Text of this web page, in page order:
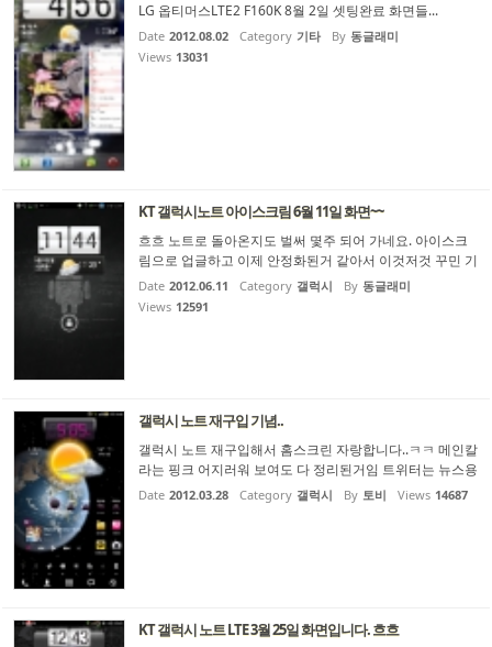
LG 옵티머스LTE2 F160K 8월 2일 셋팅완료 화면들...
Date 2012.08.02 Category 기타 By 동글래미
Views 13031
KT 갤럭시노트 아이스크림 6월 11일 화면~~
흐흐 노트로 돌아온지도 벌써 몇주 되어 가네요. 아이스크
림으로 업글하고 이제 안정화된거 같아서 이것저것 꾸민 기
념으로 새로 올려봅니다~~
Date 2012.06.11 Category 갤럭시 By 동글래미
Views 12591
갤럭시 노트 재구입 기념..
갤럭시 노트 재구입해서 홈스크린 자랑합니다..ㅋㅋ 메인칼
라는 핑크 어지러워 보여도 다 정리된거임 트위터는 뉴스용
계정이 따로
Date 2012.03.28 Category 갤럭시 By 토비 Views 14687
KT 갤럭시 노트 LTE 3월 25일 화면입니다. 흐흐